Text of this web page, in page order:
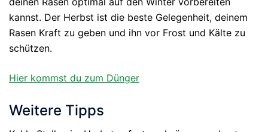
kannst. Der Herbst ist die beste Gelegenheit, deinem
Rasen Kraft zu geben und ihn vor Frost und Kälte zu
schützen.
Hier kommst du zum Dünger
Weitere Tipps